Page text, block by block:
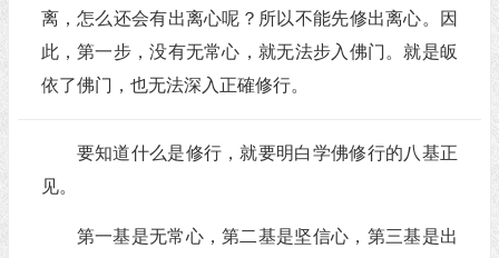
离，怎么还会有出离心呢？所以不能先修出离心。因
此，第一步，没有无常心，就无法步入佛门。就是皈
依了佛门，也无法深入正確修行。
要知道什么是修行，就要明白学佛修行的八基正
见。
第一基是无常心，第二基是坚信心，第三基是出